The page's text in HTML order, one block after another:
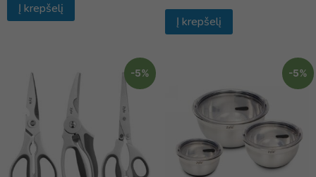
Į krepšelį
Į krepšelį
-5% -5%